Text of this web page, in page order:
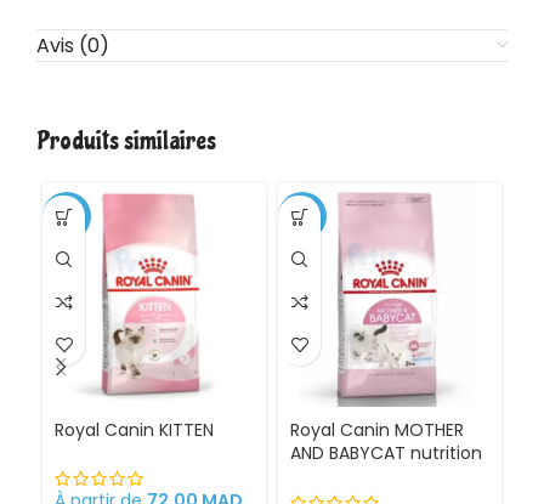
Avis (0)
Produits similaires
-1%
Royal Canin KITTEN
-11%
Royal Canin MOTHER
AND BABYCAT nutrition
et ses chatons